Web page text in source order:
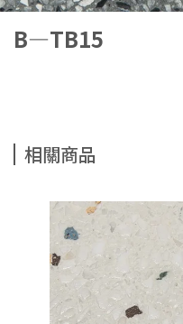
B—TB15
相關商品